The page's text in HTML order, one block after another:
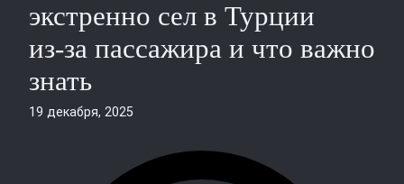
экстренно сел в Турции
из‑за пассажира и что важно
знать
19 декабря, 2025